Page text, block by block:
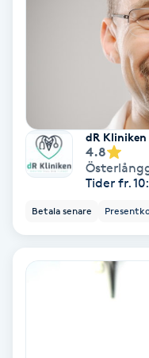
Gel naglar
Gelenaglar
Gellack med
dR Kliniken
4.8
Tider fr.
Betala senare